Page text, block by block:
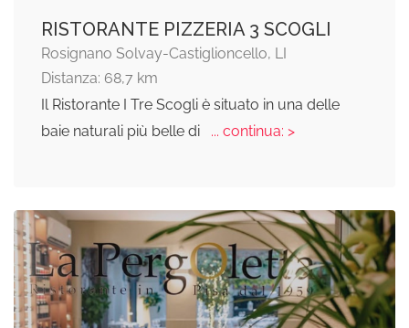
RISTORANTE PIZZERIA 3 SCOGLI
Rosignano Solvay-Castiglioncello, LI
Distanza: 68,7 km
Il Ristorante I Tre Scogli è situato in una delle
baie naturali più belle di
... continua: >